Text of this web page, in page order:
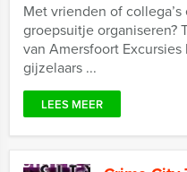
Met vrienden of
groepsuitje organiseren?
van Amersfoort
gijzelaars ...
LEES MEER